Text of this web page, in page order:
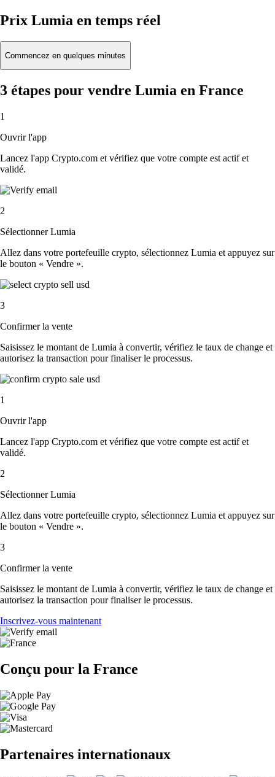
Prix Lumia en temps réel
Commencez en quelques minutes
3 étapes pour vendre Lumia en France
1
Ouvrir l'app
Lancez l'app Crypto.com et vérifiez que votre compte est actif et
validé.
2
Sélectionner Lumia
Allez dans votre portefeuille crypto, sélectionnez Lumia et appuyez sur
le bouton « Vendre ».
3
Confirmer la vente
Saisissez le montant de Lumia à convertir, vérifiez le taux de change et
autorisez la transaction pour finaliser le processus.
1
Ouvrir l'app
Lancez l'app Crypto.com et vérifiez que votre compte est actif et
validé.
2
Sélectionner Lumia
Allez dans votre portefeuille crypto, sélectionnez Lumia et appuyez sur
le bouton « Vendre ».
3
Confirmer la vente
Saisissez le montant de Lumia à convertir, vérifiez le taux de change et
autorisez la transaction pour finaliser le processus.
Inscrivez-vous maintenant
Conçu pour la France
Partenaires internationaux